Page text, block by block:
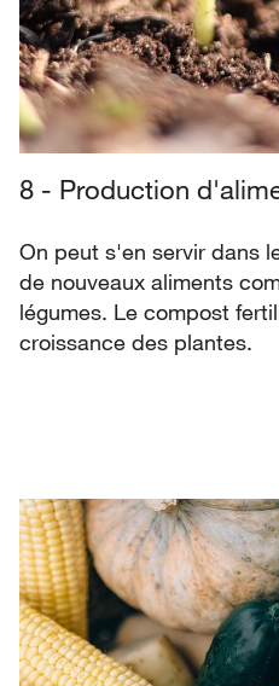
8 - Production
On peut s'en servir dans
de nouveaux aliments
légumes. Le compost
croissance des plantes.